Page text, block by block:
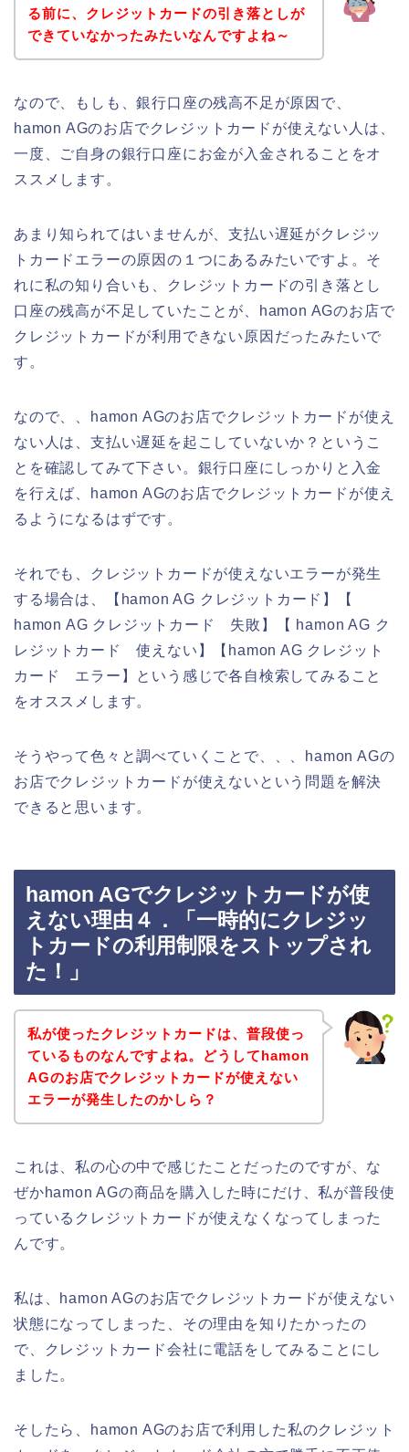
る前に、クレジットカードの引き落としが
できていなかったみたいなんですよね～
なので、もしも、銀行口座の残高不足が原因で、
hamon AGのお店でクレジットカードが使えない人は、
一度、ご自身の銀行口座にお金が入金されることをオ
ススメします。
あまり知られてはいませんが、支払い遅延がクレジッ
トカードエラーの原因の１つにあるみたいですよ。そ
れに私の知り合いも、クレジットカードの引き落とし
口座の残高が不足していたことが、hamon AGのお店で
クレジットカードが利用できない原因だったみたいで
す。
なので、、hamon AGのお店でクレジットカードが使え
ない人は、支払い遅延を起こしていないか？というこ
とを確認してみて下さい。銀行口座にしっかりと入金
を行えば、hamon AGのお店でクレジットカードが使え
るようになるはずです。
それでも、クレジットカードが使えないエラーが発生
する場合は、【hamon AG クレジットカード】【
hamon AG クレジットカード 失敗】【 hamon AG ク
レジットカード 使えない】【hamon AG クレジット
カード エラー】という感じで各自検索してみること
をオススメします。
そうやって色々と調べていくことで、、、hamon AGの
お店でクレジットカードが使えないという問題を解決
できると思います。
hamon AGでクレジットカードが使
えない理由４．「一時的にクレジッ
トカードの利用制限をストップされ
た！」
私が使ったクレジットカードは、普段使っ
ているものなんですよね。どうしてhamon
AGのお店でクレジットカードが使えない
エラーが発生したのかしら？
これは、私の心の中で感じたことだったのですが、な
ぜかhamon AGの商品を購入した時にだけ、私が普段使
っているクレジットカードが使えなくなってしまった
んです。
私は、hamon AGのお店でクレジットカードが使えない
状態になってしまった、その理由を知りたかったの
で、クレジットカード会社に電話をしてみることにし
ました。
そしたら、hamon AGのお店で利用した私のクレジット